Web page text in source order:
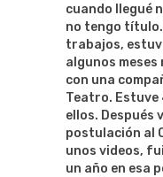
cuando llegué
no tengo
trabajos,
algunos
con una
Teatro. Estuve
ellos. Después
postulación al
unos videos,
un año en esa